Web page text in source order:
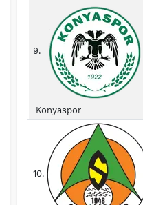
9.
Konyaspor
10.